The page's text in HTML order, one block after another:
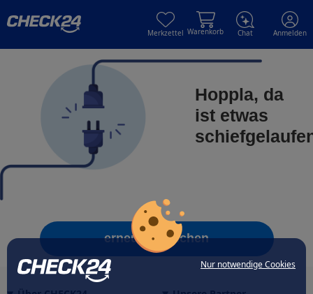
Nur notwendige Cookies
Merkzettel Warenkorb Chat Anmelden
Hoppla, da
ist etwas
erneut versuchen